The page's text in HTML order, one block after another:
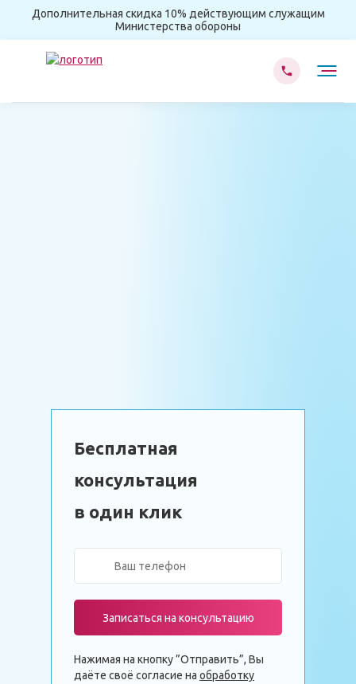
Дополнительная скидка 10% действующим служащим
Министерства обороны
Бесплатная
консультация
в один клик
Записаться на консультацию
Нажимая на кнопку ”Отправить”, Вы
даёте своё согласие на обработку